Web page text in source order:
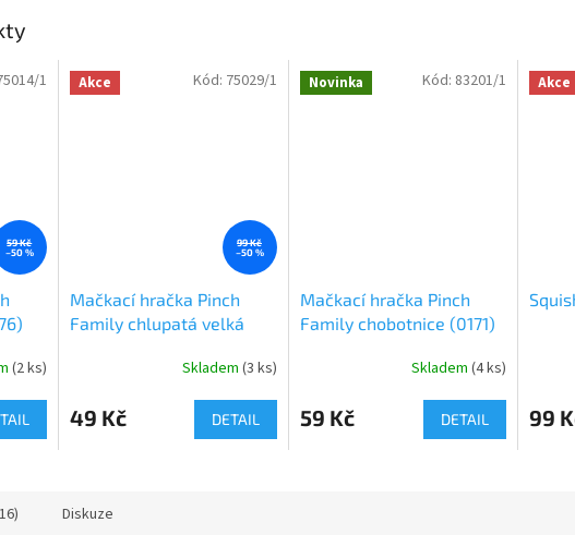
59 Kč
–50 %
(2 ks)
1 Akce
99 Kč
–50 %
Mačkací hračka Pinch
Family chlupatá velká
Skladem (3 ks)
49 Kč DETAIL
Kód: 75029/1 Novinka
Mačkací hračka Pinch
Family chobotnice (0171)
Skladem(4 ks)
59 Kč DETAIL
Kód: 83201/1 Akce
99
Diskuze